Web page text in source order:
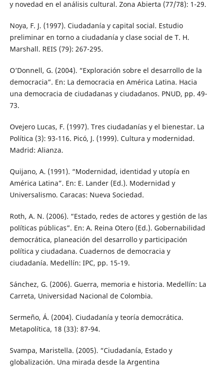
y novedad en el análisis cultural. Zona Abierta (77/78): 1-29.
Noya, F. J. (1997). Ciudadanía y capital social. Estudio
preliminar en torno a ciudadanía y clase social de T. H.
Marshall. REIS (79): 267-295.
O’Donnell, G. (2004). “Exploración sobre el desarrollo de la
democracia”. En: La democracia en América Latina. Hacia
una democracia de ciudadanas y ciudadanos. PNUD, pp. 49-
73.
Ovejero Lucas, F. (1997). Tres ciudadanías y el bienestar. La
Política (3): 93-116. Picó, J. (1999). Cultura y modernidad.
Madrid: Alianza.
Quijano, A. (1991). “Modernidad, identidad y utopía en
América Latina”. En: E. Lander (Ed.). Modernidad y
Universalismo. Caracas: Nueva Sociedad.
Roth, A. N. (2006). “Estado, redes de actores y gestión de las
políticas públicas”. En: A. Reina Otero (Ed.). Gobernabilidad
democrática, planeación del desarrollo y participación
política y ciudadana. Cuadernos de democracia y
ciudadanía. Medellín: IPC, pp. 15-19.
Sánchez, G. (2006). Guerra, memoria e historia. Medellín: La
Carreta, Universidad Nacional de Colombia.
Sermeño, Á. (2004). Ciudadanía y teoría democrática.
Metapolítica, 18 (33): 87-94.
Svampa, Maristella. (2005). “Ciudadanía, Estado y
globalización. Una mirada desde la Argentina